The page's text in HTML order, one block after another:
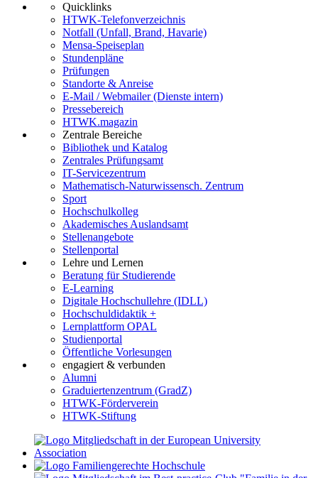
Quicklinks
HTWK-Telefonverzeichnis
Notfall (Unfall, Brand, Havarie)
Mensa-Speiseplan
Stundenpläne
Prüfungen
Standorte & Anreise
E-Mail / Webmailer (Dienste intern)
Pressebereich
HTWK.magazin
Zentrale Bereiche
Bibliothek und Katalog
Zentrales Prüfungsamt
IT-Servicezentrum
Mathematisch-Naturwissensch. Zentrum
Sport
Hochschulkolleg
Akademisches Auslandsamt
Stellenangebote
Stellenportal
Lehre und Lernen
Beratung für Studierende
E-Learning
Digitale Hochschullehre (IDLL)
Hochschuldidaktik +
Lernplattform OPAL
Studienportal
Öffentliche Vorlesungen
engagiert & verbunden
Alumni
Graduiertenzentrum (GradZ)
HTWK-Förderverein
HTWK-Stiftung